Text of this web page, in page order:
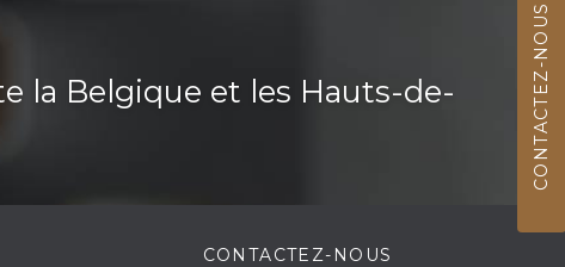
la Belgique et les Hauts-de-
CONTACTEZ- NOUS
CONTACTEZ-NOUS
02